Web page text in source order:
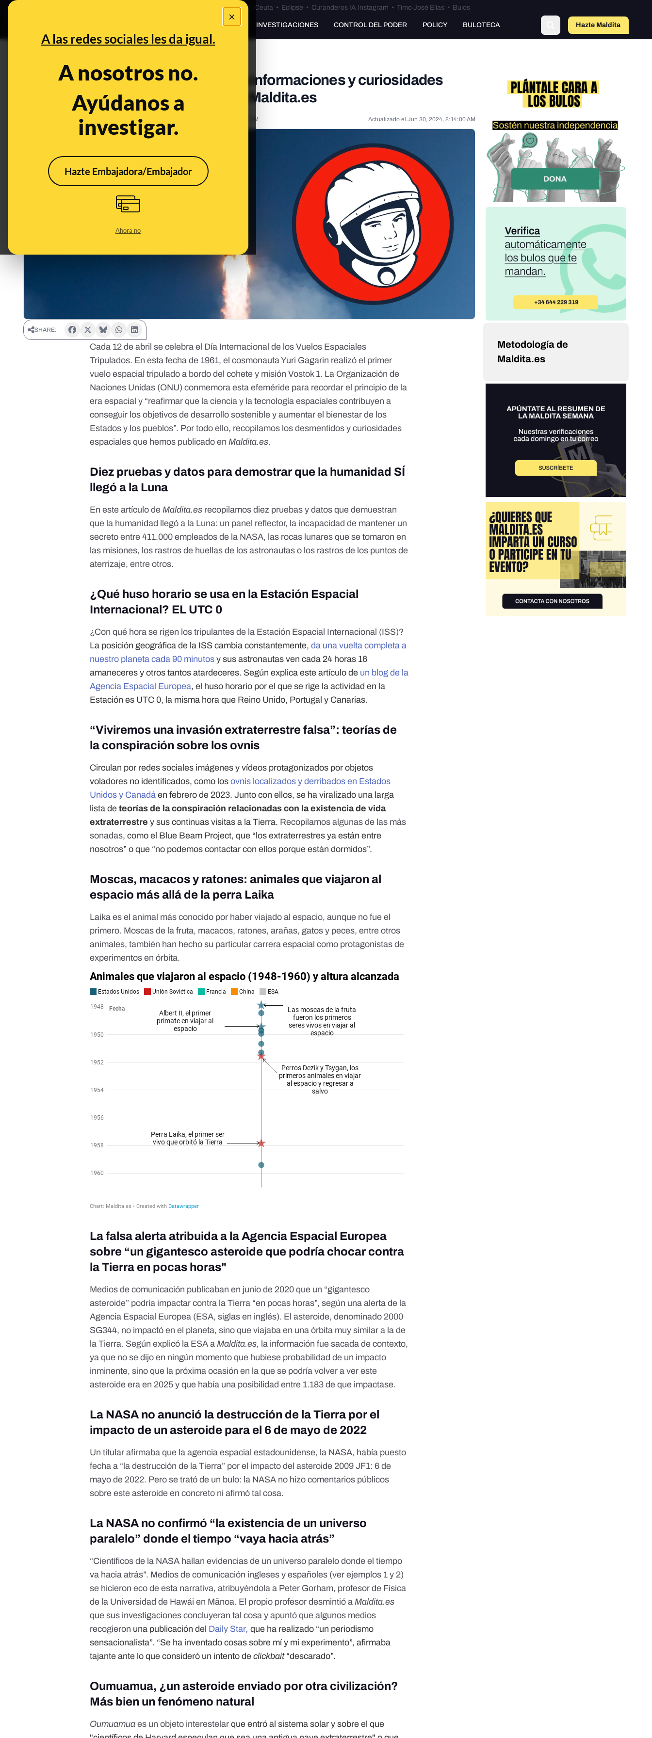
×
A las redes sociales les da igual.
A nosotros no.
Ayúdanos a
investigar.
Hazte Embajadora/Embajador
Ahora no
Especial Ceuta•Bulos Ceuta • Eclipse • Curanderos IA Instagram • Timo José Elías • Bulos
PREBUNKING INVESTIGACIONES CONTROL DEL PODER POLICY BULOTECA Hazte Maldito
Hay espacio para todos: bulos, desinformaciones y curiosidades
espaciales que hemos contado en Maldita.es
Apr 12, 2023, 3:02:51 PM Actualizado el Jun 30, 2024, 8:14:00 AM
SHARE:
Cada 12 de abril se celebra el Día Internacional de los Vuelos Espaciales
Tripulados. En esta fecha de 1961, el cosmonauta Yuri Gagarin realizó el primer
vuelo espacial tripulado a bordo del cohete y misiónVostok 1. La Organización de
Naciones Unidas (ONU) conmemora esta efeméride para recordar el principio de la
era espacial y “reafirmar que la ciencia y la tecnología espaciales contribuyen a
conseguir los objetivos de desarrollo sostenible y aumentar el bienestar de los
Estados y los pueblos”. Por todo ello, recopilamos los desmentidos y curiosidades
espaciales que hemos publicado enMaldita.es.
Diez pruebas y datos para demostrar que la humanidad SÍ
llegó a la Luna
Eneste artículo deMaldita.es recopilamos diez pruebas y datos que demuestran
que la humanidad llegó a la Luna: un panel reflector, la incapacidad de mantener un
secreto entre 411.000 empleados de la NASA, las rocas lunares que se tomaron en
las misiones, los rastros de huellas de los astronautas o los rastros de los puntos de
aterrizaje, entre otros.
¿Qué huso horario se usa en la Estación Espacial
Internacional? EL UTC 0
¿Con qué hora se rigen los tripulantes de la Estación Espacial Internacional (ISS)?
La posición geográfica de la ISS cambia constantemente,da una vuelta completa a
nuestro planeta cada 90 minutos y sus astronautas ven cada 24 horas 16
amaneceres y otros tantos atardeceres. Según explica este artículo de un blog de la
Agencia Espacial Europea, el huso horario por el que se rige la actividad en la
Estación es UTC 0, la misma hora que Reino Unido, Portugal y Canarias.
“Viviremos una invasión extraterrestre falsa”: teorías de
la conspiración sobre los ovnis
Circulan por redes sociales imágenes y vídeos protagonizados por objetos
voladores no identificados, como losovnis localizados y derribados en Estados
Unidos y Canadá en febrero de 2023. Junto con ellos, se ha viralizado una larga
lista de teorías de la conspiración relacionadas con la existencia de vida
extraterrestre y sus continuas visitas a la Tierra. Recopilamos algunas de las más
sonadas, como el Blue Beam Project, que “los extraterrestres ya están entre
nosotros” o que “no podemos contactar con ellos porque están dormidos”.
Moscas, macacos y ratones: animales que viajaron al
espacio más allá de la perra Laika
Laika es el animal más conocido por haber viajado al espacio, aunque no fue el
primero. Moscas de la fruta, macacos, ratones, arañas, gatos y peces, entreotros
animales, también han hecho su particular carrera espacial como protagonistas de
experimentos en órbita.
La falsa alerta atribuida a la Agencia Espacial Europea
sobre “un gigantesco asteroide que podría chocar contra
la Tierra en pocas horas"
Medios de comunicación publicaban en junio de 2020 que un “gigantesco
asteroide” podría impactar contra la Tierra “en pocas horas”, según una alerta de la
Agencia Espacial Europea (ESA, siglas en inglés). El asteroide, denominado 2000
SG344, no impactó en el planeta, sino que viajaba en una órbita muy similar a la de
la Tierra. Según explicó la ESA aMaldita.es, la información fue sacada de contexto,
ya que no se dijo en ningún momento que hubiese probabilidad de un impacto
inminente, sino que la próxima ocasión en la que se podría volver a ver este
asteroide era en 2025 y que había una posibilidad entre 1.183 de que impactase.
La NASA no anunció la destrucción de la Tierra por el
impacto de un asteroide para el 6 de mayo de 2022
Untitular afirmaba que la agencia espacial estadounidense, la NASA, había puesto
fecha a “la destrucción de la Tierra” por el impacto del asteroide 2009 JF1: 6 de
mayo de 2022. Pero se trató de un bulo: la NASA no hizo comentarios públicos
sobre este asteroide en concreto ni afirmó tal cosa.
La NASA no confirmó “la existencia de un universo
paralelo” donde el tiempo “vaya hacia atrás”
“Científicos de la NASA hallan evidencias de un universo paralelo donde el tiempo
va hacia atrás”. Medios de comunicación ingleses y españoles (ver ejemplos 1 y 2)
se hicieron eco de esta narrativa, atribuyéndola a Peter Gorham, profesor de Física
de la Universidad de Hawái en Mānoa. El propio profesor desmintió aMaldita.es
que sus investigaciones concluyeran tal cosa y apuntó que algunos medios
recogieron una publicación del Daily Star, que ha realizado “un periodismo
sensacionalista”. “Se ha inventado cosas sobre mí y mi experimento”, afirmaba
tajante ante lo que consideró un intento declickbait“descarado”.
Oumuamua, ¿un asteroide enviado por otra civilización?
Más bien un fenómeno natural
Oumuamuaes un objeto interestelar que entró al sistema solar y sobre el que
Metodología de
Maldita.es